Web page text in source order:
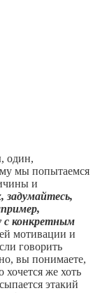
один,
мы попытаемся
и
задумайтесь,
с конкретным
мотивации и
говорить
вы понимаете,
хочется же хоть
этакий